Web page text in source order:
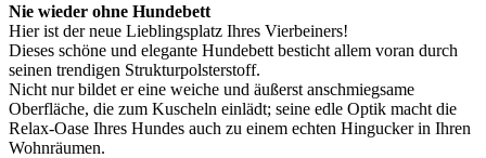
Nie wieder ohne Hundebett
Hier ist der neue Lieblingsplatz Ihres Vierbeiners!
Dieses schöne und elegante Hundebett besticht allem voran durch
seinen trendigen Strukturpolsterstoff.
Nicht nur bildet er eine weiche und äußerst anschmiegsame
Oberfläche, die zum Kuscheln einlädt; seine edle Optik macht die
Relax-Oase Ihres Hundes auch zu einem echten Hingucker in Ihren
Wohnräumen.